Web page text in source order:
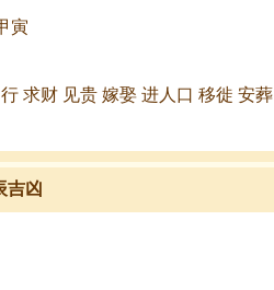
寅
求财 见贵 嫁娶 进人口 移徙 安葬
吉凶